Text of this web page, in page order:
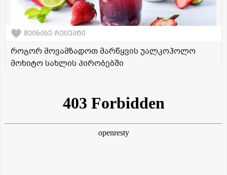
შეინახე რეცეპტი
როგორ მოვამზადოთ მარწყვის უალკოჰოლო
მოხიტო სახლის პირობებში